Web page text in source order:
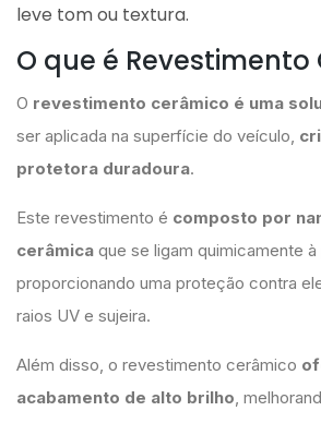
leve tom ou textura.
O que é Revestimento
O revestimento cerâmico é uma
ser aplicada na superfície do veículo,
protetora duradoura.
Este revestimento é composto por
cerâmica que se ligam quimicamente à
proporcionando uma proteção contra
raios UV e sujeira.
Além disso, o revestimento cerâmico
acabamento de alto brilho ,